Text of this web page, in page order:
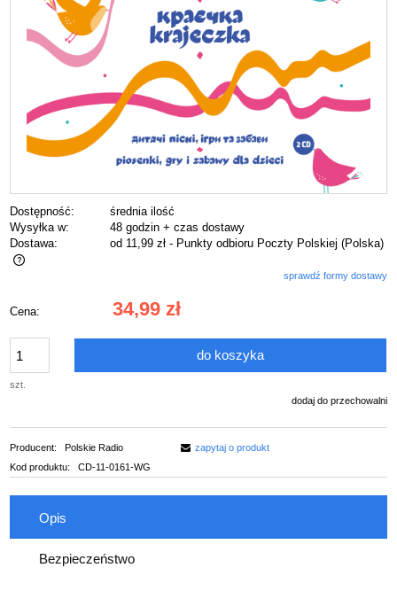
Dostępność:
średnia ilość
Wysyłka w:
48 godzin + czas dostawy
Dostawa:
od 11,99 zł - Punkty odbioru Poczty Polskiej (Polska)
Cena nie zawiera ewentualnych kosztów płatnościsprawdź formy dostawy
Cena: 34,99 zł
szt.
do koszyka
dodaj do przechowalni
Producent:
Polskie Radio
Kod produktu:
CD-11-0161-WG
zapytaj o produkt
Opis
Bezpieczeństwo